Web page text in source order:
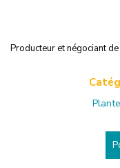
Producteur et négociant